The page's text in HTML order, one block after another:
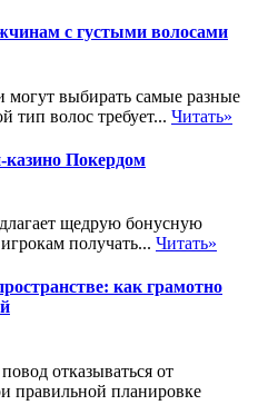
с густыми волосами
выбирать самые разные
тип волос требует... Читать»
Покердом
щедрую бонусную
получать... Читать»
как грамотно
отказываться от
правильной планировке